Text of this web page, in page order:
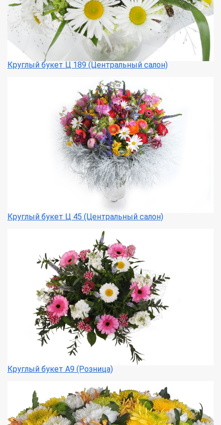
Круглый букет Ц 189 (Центральный салон)
Круглый букет Ц 45 (Центральный салон)
Круглый букет А9 (Розница)